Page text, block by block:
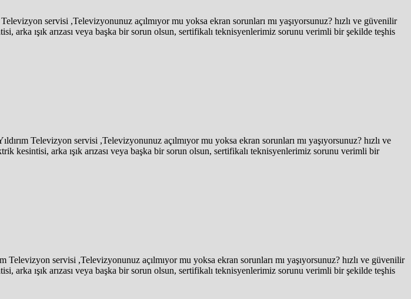
servisi ,Televizyonunuz açılmıyor mu yoksa ekran sorunları mı yaşıyorsunuz? hızlı ve güvenilir
arka ışık arızası veya başka bir sorun olsun, sertifikalı teknisyenlerimiz sorunu verimli bir şekilde teşhis
Televizyon servisi ,Televizyonunuz açılmıyor mu yoksa ekran sorunları mı yaşıyorsunuz? hızlı ve
kesintisi, arka ışık arızası veya başka bir sorun olsun, sertifikalı teknisyenlerimiz sorunu verimli bir
servisi ,Televizyonunuz açılmıyor mu yoksa ekran sorunları mı yaşıyorsunuz? hızlı ve güvenilir
arka ışık arızası veya başka bir sorun olsun, sertifikalı teknisyenlerimiz sorunu verimli bir şekilde teşhis